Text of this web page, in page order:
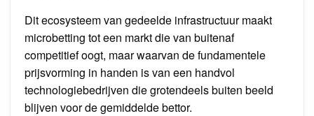
Dit ecosysteem van gedeelde infrastructuur maakt
microbetting tot een markt die van buitenaf
competitief oogt, maar waarvan de fundamentele
prijsvorming in handen is van een handvol
technologiebedrijven die grotendeels buiten beeld
blijven voor de gemiddelde bettor.